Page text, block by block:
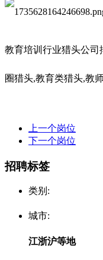
教育培训行业猎头公司
圈猎头,教育类猎头,教
上一个岗位
下一个岗位
招聘标签
类别:
城市:
江浙沪等地